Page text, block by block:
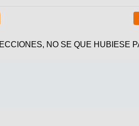
NO SE QUE HUBIESE